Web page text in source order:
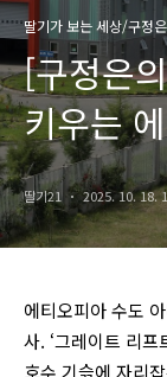
딸기가 보는 세상/구정
[구정은
키우는
제조업 꿈
딸기21 2025. 10. 18.
에티오피아 수도
사. ‘그레이트 리
호수 기슭에 자리